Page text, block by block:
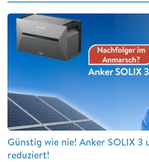
Günstig wie nie! Anker SOLIX 3
reduziert!